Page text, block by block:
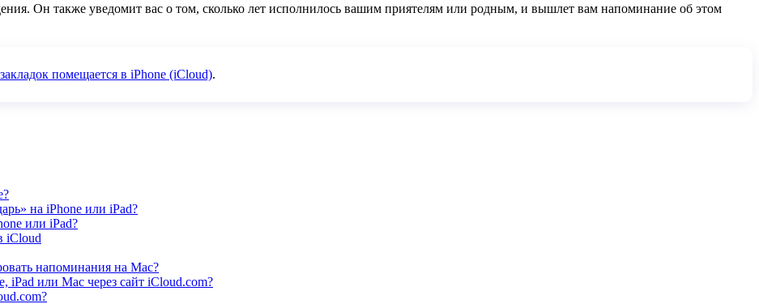
Он также уведомит вас о том, сколько лет исполнилось вашим приятелям или родным, и вышлет вам напоминание об этом
помещается в iPhone (iCloud).
на iPhone или iPad?
или iPad?
iCloud
напоминания на Mac?
iPad или Mac через сайт iCloud.com?